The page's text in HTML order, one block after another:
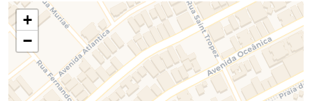
+
−